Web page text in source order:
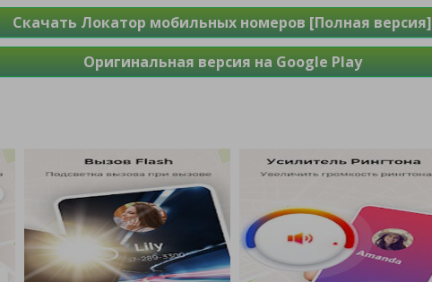
Скачать Локатор мобильных номеров [Полная версия]
Оригинальная версия на Google Play